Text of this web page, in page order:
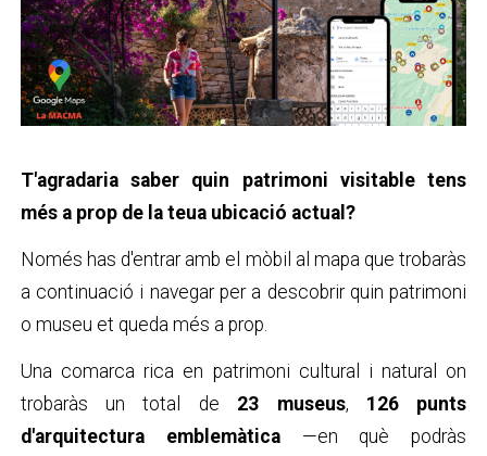
T'agradaria saber quin patrimoni visitable tens
més a prop de la teua ubicació actual?
Només has d'entrar amb el mòbil al mapa que trobaràs
a continuació i navegar per a descobrir quin patrimoni
o museu et queda més a prop.
Una comarca rica en patrimoni cultural i natural on
trobaràs un total de 23 museus, 126 punts
d'arquitectura emblemàtica
—en què podràs